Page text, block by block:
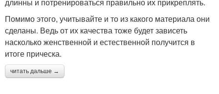
Помимо этого, учитывайте и то из какого материала они
сделаны. Ведь от их качества тоже будет зависеть
насколько женственной и естественной получится в
итоге прическа.
читать дальше →